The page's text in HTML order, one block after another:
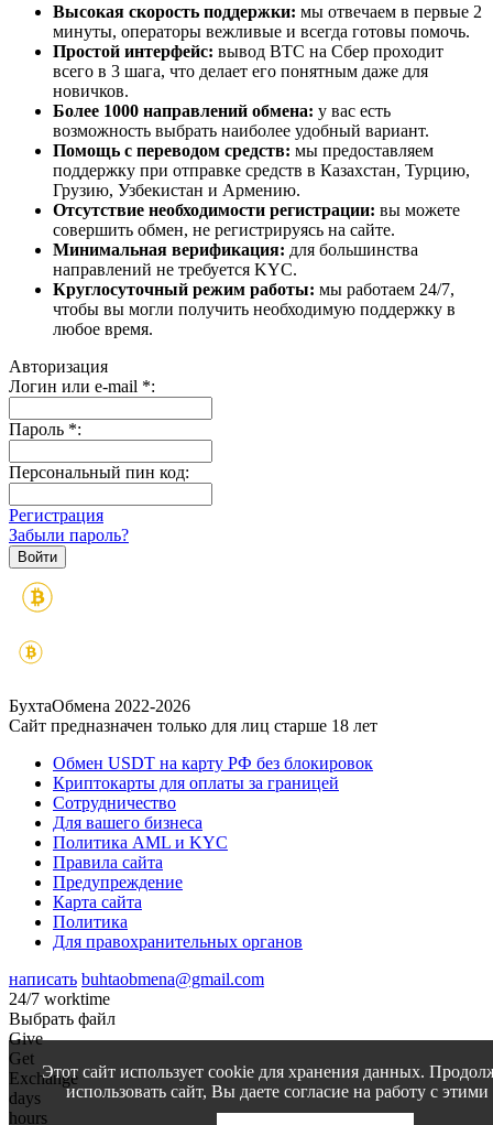
Высокая скорость поддержки: мы отвечаем в первые 2
минуты, операторы вежливые и всегда готовы помочь.
Простой интерфейс: вывод BTC на Сбер проходит
всего в 3 шага, что делает его понятным даже для
новичков.
Более 1000 направлений обмена: у вас есть
возможность выбрать наиболее удобный вариант.
Помощь с переводом средств: мы предоставляем
поддержку при отправке средств в Казахстан, Турцию,
Грузию, Узбекистан и Армению.
Отсутствие необходимости регистрации: вы можете
совершить обмен, не регистрируясь на сайте.
Минимальная верификация: для большинства
направлений не требуется KYC.
Круглосуточный режим работы: мы работаем 24/7,
чтобы вы могли получить необходимую поддержку в
любое время.
Авторизация
Логин или e-mail *:
Пароль *:
Персональный пин код:
Регистрация
Забыли пароль?
БухтаОбмена 2022-2026
Сайт предназначен только для лиц старше 18 лет
Обмен USDT на карту РФ без блокировок
Криптокарты для оплаты за границей
Сотрудничество
Для вашего бизнеса
Политика AML и KYC
Правила сайта
Предупреждение
Карта сайта
Политика
Для правохранительных органов
написать buhtaobmena@gmail.com
24/7 worktime
Выбрать файл
Give
Get
Exchange
days
hours
Этот сайт использует cookie для хранения данных.
использовать сайт, Вы даете согласие на работу с этими